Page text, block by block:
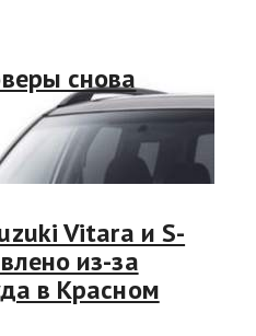
снова
Vitara и S-
из-за
в Красном